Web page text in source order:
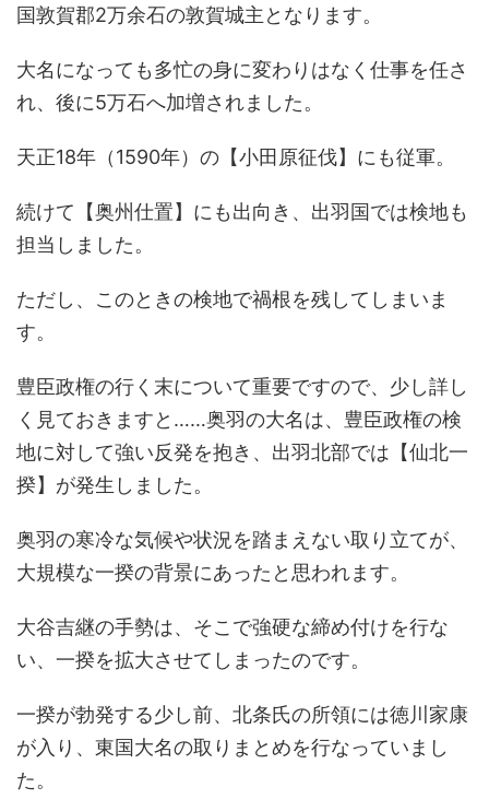
国敦賀郡2万余石の敦賀城主となります。
大名になっても多忙の身に変わりはなく仕事を任さ
れ、後に5万石へ加増されました。
天正18年（1590年）の【小田原征伐】にも従軍。
続けて【奥州仕置】にも出向き、出羽国では検地も
担当しました。
ただし、このときの検地で禍根を残してしまいま
す。
豊臣政権の行く末について重要ですので、少し詳し
く見ておきますと……奥羽の大名は、豊臣政権の検
地に対して強い反発を抱き、出羽北部では【仙北一
揆】が発生しました。
奥羽の寒冷な気候や状況を踏まえない取り立てが、
大規模な一揆の背景にあったと思われます。
大谷吉継の手勢は、そこで強硬な締め付けを行な
い、一揆を拡大させてしまったのです。
一揆が勃発する少し前、北条氏の所領には徳川家康
が入り、東国大名の取りまとめを行なっていまし
た。